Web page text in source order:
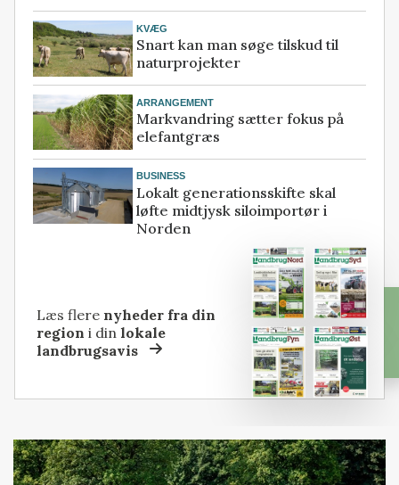
KVÆG
Snart kan man søge tilskud til
naturprojekter
ARRANGEMENT
Markvandring sætter fokus på
elefantgræs
BUSINESS
Lokalt generationsskifte skal
løfte midtjysk siloimportør i
Norden
Læs flere nyheder fra din
region i dinlokale
landbrugsavis